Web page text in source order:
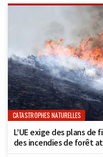
CATASTROPHES NATURELLES
L’UE exige des plans
des incendies de forêt